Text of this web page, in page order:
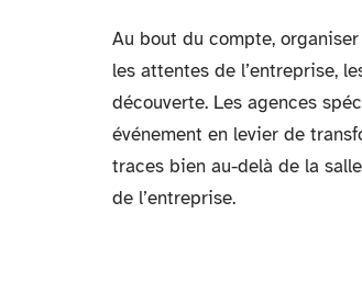
Au bout du compte,
les attentes de l’entreprise,
découverte. Les agences
événement en levier de
traces bien au-delà de la
de l’entreprise.